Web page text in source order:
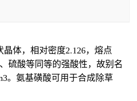
体，相对密度2.126，熔点
硫酸等同等的强酸性，故别名
。氨基磺酸可用于合成除草